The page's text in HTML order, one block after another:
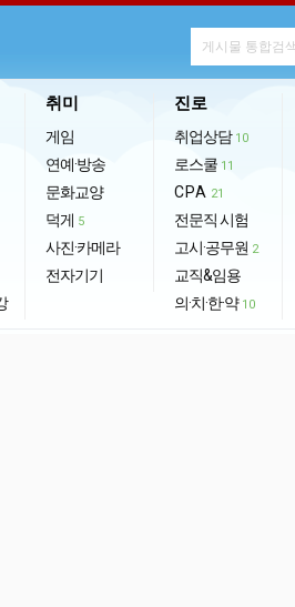
취미
게임
연예·방송
문화교양
덕게 5
사진·카메라
전자기기
진로
취업상담 10
로스쿨 11
CPA 21
전문직 시험
고시·공무원 2
교직&임용
의·치·한·약 10